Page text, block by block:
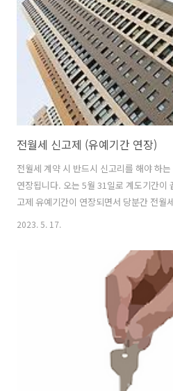
전월세 신고제 (유예기간 연장)
전월세 계약 시 반드시 신고리를 해야 하
연장됩니다. 오는 5월 31일로 계도기간이
고제 유예기간이 연장되면서 당분간 전월
지 않습니다. 하지만 전월세 신고제 의무는
신고제 유예기간 전월세 신고제, 즉 임대
할 때 임차인과 임대인이 계약 체결 내용
도입니다. HTML 삽입 미리보기할 수 없
세 신고제의 시행은 21년도 6월 1일부터
료를 내지 않아도 되는 계도기간이었습니
2023. 5. 17.